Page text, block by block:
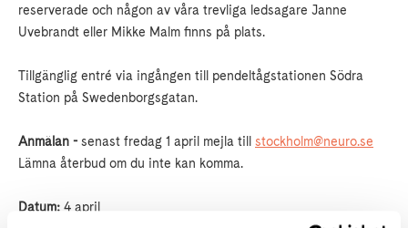
reserverade och någon av våra trevliga ledsagare Janne
Uvebrandt eller Mikke Malm finns på plats.
Tillgänglig entré via ingången till pendeltågstationen Södra
Station på Swedenborgsgatan.
Anmälan - senast fredag 1 april mejla till stockholm@neuro.se
Lämna återbud om du inte kan komma.
Datum: 4 april